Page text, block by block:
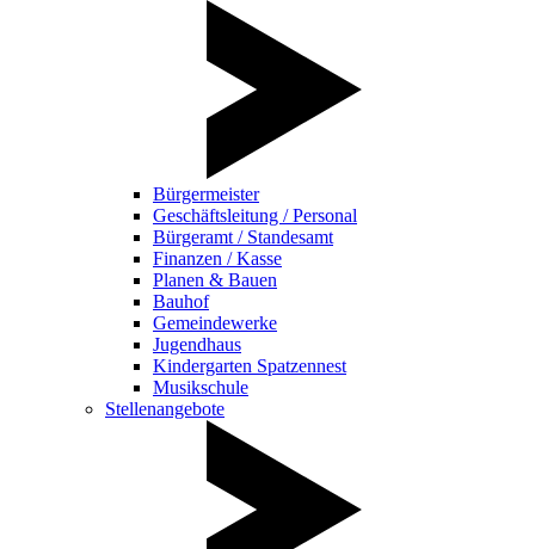
Bürgermeister
Geschäftsleitung / Personal
Bürgeramt / Standesamt
Finanzen / Kasse
Planen & Bauen
Bauhof
Gemeindewerke
Jugendhaus
Kindergarten Spatzennest
Musikschule
Stellenangebote